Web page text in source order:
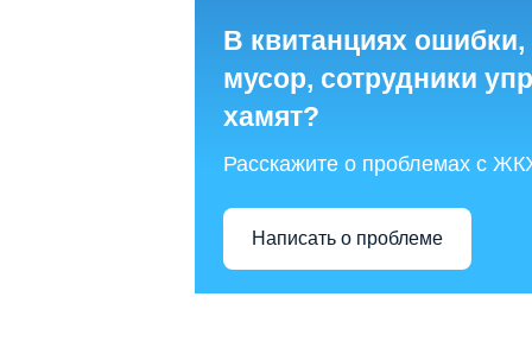
В квитанциях
мусор, сотрудники
хамят?
Расскажите о проблемах с
Написать о проблеме